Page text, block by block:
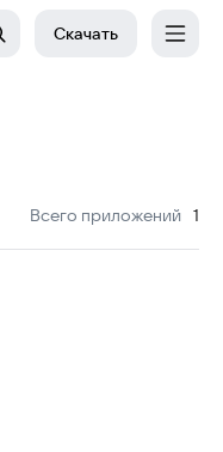
Скачать
Всего приложений
: 1